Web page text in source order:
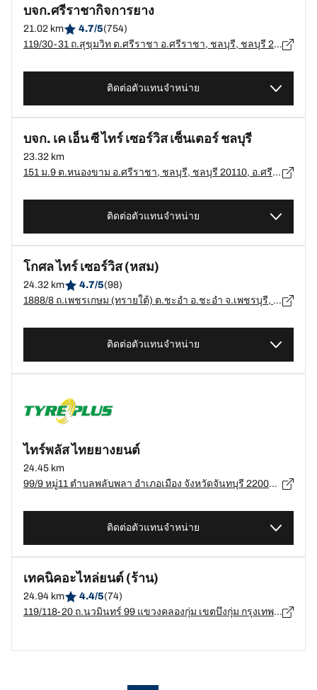
บจก.ศรีราชากิจการยาง
21.02 km 4.7/5(754)
119/30-31 ถ.สุขุมวิท ต.ศรีราชา อ.ศรีราชา, ชลบุรี, ชลบุรี 20110 ต.แพรกศรีราชา, ชลบุรี - 20110
ติดต่อตัวแทนจำหน่าย
บจก. เค เอ็น ซี ไทร์ เซอร์วิส เซ็นเตอร์ ชลบุรี
23.32 km
151 ม.9 ต.หนองขาม อ.ศรีราชา, ชลบุรี, ชลบุรี 20110, อ.ศรีราชา, ชลบุรี - 20110
ติดต่อตัวแทนจำหน่าย
โกศล ไทร์ เซอร์วิส (หสม)
24.32 km 4.7/5(98)
1888/8 ถ.เพชรเกษม (ทรายใต้) ต.ชะอำ อ.ชะอำ จ.เพชรบุรี, เพชรบุรี - 76120
ติดต่อตัวแทนจำหน่าย
ไทร์พลัส ไทยยางยนต์
24.45 km
99/9 หมู่11 ตำบลพลับพลา อำเภอเมือง จังหวัดจันทบุรี 22000, จันทบุรี - 22000
ติดต่อตัวแทนจำหน่าย
เทคนิคอะไหล่ยนต์ (ร้าน)
24.94 km 4.4/5(74)
119/118-20 ถ.นวมินทร์ 99 แขวงคลองกุ่ม เขตบึงกุ่ม กรุงเทพมหานคร, กรุงเทพมหานคร - 10230